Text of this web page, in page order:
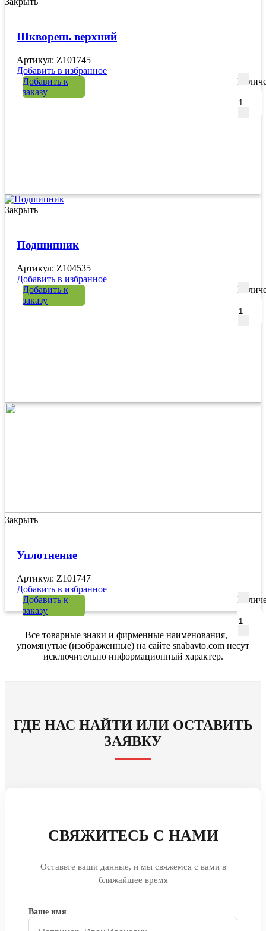
Шкворень верхний
Артикул: Z101745
Добавить в избранное
Добавить к
заказу
Закрыть
Подшипник
Артикул: Z104535
Добавить в избранное
Добавить к
заказу
Закрыть
Уплотнение
Артикул: Z101747
Добавить в избранное
Добавить к
заказу
Все товарные знаки и фирменные наименования,
упомянутые (изображенные) на сайте snabavto.com несут
исключительно информационный характер.
ГДЕ НАС НАЙТИ ИЛИ ОСТАВИТЬ
ЗАЯВКУ
СВЯЖИТЕСЬ С НАМИ
Оставьте ваши данные, и мы свяжемся с вами в
ближайшее время
Ваше имя